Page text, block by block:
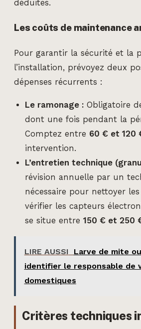
déduites.
Les coûts de maintenance
Pour garantir la sécurité et la
l’installation, prévoyez deux
dépenses récurrents :
Le ramonage :Obligatoire
dont une fois pendant la
Comptez entre 60 € et 120
intervention.
L’entretien technique
révision annuelle par un
nécessaire pour nettoyer
vérifier les capteurs
se situe entre 150 € et 250
LIRE AUSSI
Larve de mite
identifier le responsable de
domestiques
Critères techniques